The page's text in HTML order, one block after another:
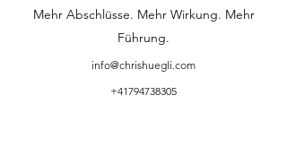
info@chrishuegli.com
+41794738305
Mehr Abschlüsse. Mehr Wirkung. Mehr
Führung.